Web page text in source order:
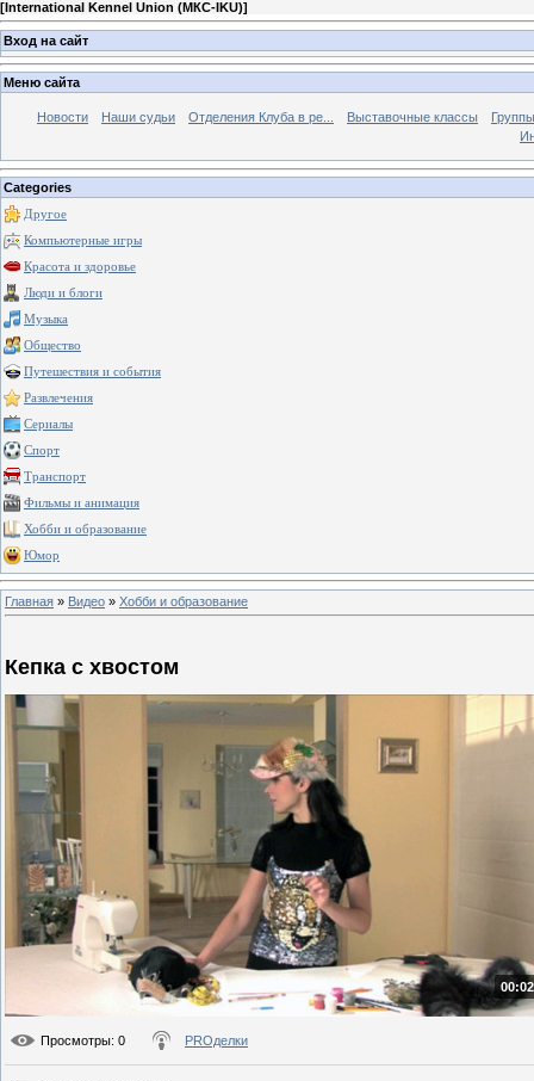
[International Kennel Union (МКС-IKU)]
Вход на сайт
Меню сайта
Новости Наши судьи Отделения Клуба в ре... Выставочные классы
Categories
Другое
Компьютерные игры
Красота и здоровье
Люди и блоги
Музыка
Общество
Путешествия и события
Развлечения
Сериалы
Спорт
Транспорт
Фильмы и анимация
Хобби и образование
Юмор
Главная » Видео » Хобби и образование
Кепка с хвостом
Просмотры: 0 PROделки